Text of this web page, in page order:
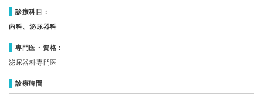
診療科目：
内科、泌尿器科
専門医・資格：
泌尿器科専門医
診療時間